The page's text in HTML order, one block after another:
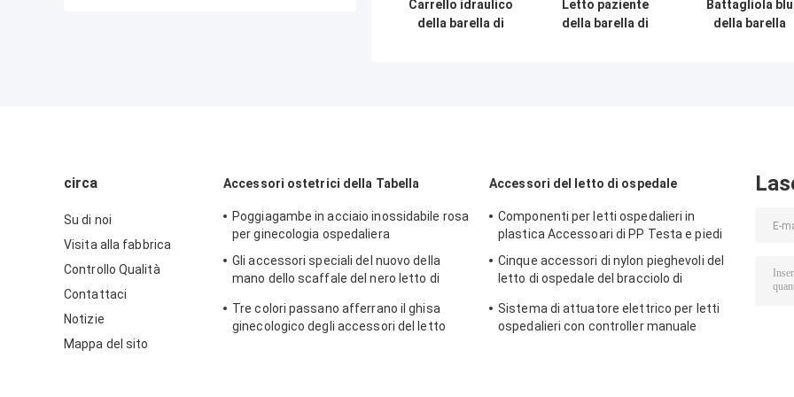
Carrello idraulico
della barella di
Letto paziente
della barella di
Battagliola blu
della barella
circa
Su di noi
Visita alla fabbrica
Controllo Qualità
Contattaci
Notizie
Mappa del sito
Accessori ostetrici della Tabella
Poggiagambe in acciaio inossidabile rosa
per ginecologia ospedaliera
Gli accessori speciali del nuovo della
mano dello scaffale del nero letto di
Tre colori passano afferrano il ghisa
ginecologico degli accessori del letto
Accessori del letto di ospedale
Componenti per letti ospedalieri in
plastica Accessoari di PP Testa e piedi
Cinque accessori di nylon pieghevoli del
letto di ospedale del bracciolo di
Sistema di attuatore elettrico per letti
ospedalieri con controller manuale